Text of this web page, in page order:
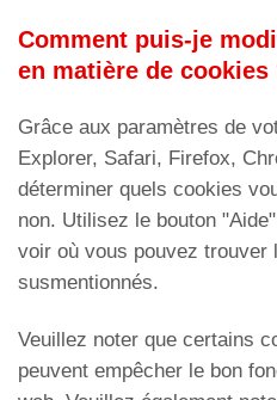
Comment puis-je
en matière de cookies
Grâce aux paramètres de
Explorer, Safari, Firefox,
déterminer quels cookies
non. Utilisez le bouton
voir où vous pouvez trouver
susmentionnés.
Veuillez noter que certains
peuvent empêcher le bon